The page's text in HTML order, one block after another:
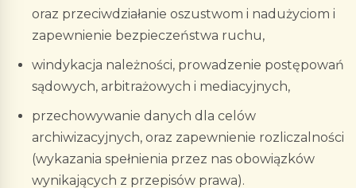
oraz przeciwdziałanie oszustwom i nadużyciom i
zapewnienie bezpieczeństwa ruchu,
windykacja należności, prowadzenie postępowań
sądowych, arbitrażowych i mediacyjnych,
przechowywanie danych dla celów
archiwizacyjnych, oraz zapewnienie rozliczalności
(wykazania spełnienia przez nas obowiązków
wynikających z przepisów prawa).